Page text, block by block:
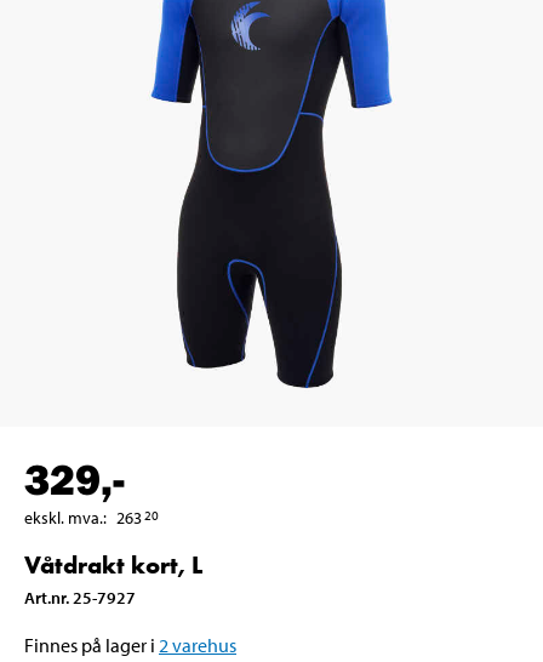
329,-
ekskl. mva.: 26320
Våtdrakt kort, L
Art.nr. 25-7927
Finnes på lager i 2 varehus